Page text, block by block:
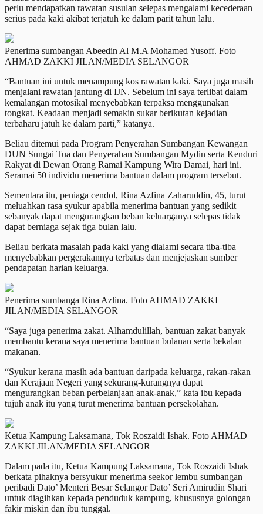
perlu mendapatkan rawatan susulan selepas mengalami kecederaan
serius pada kaki akibat terjatuh ke dalam parit tahun lalu.
Penerima sumbangan Abeedin Al M.A Mohamed Yusoff. Foto
AHMAD ZAKKI JILAN/MEDIA SELANGOR
“Bantuan ini untuk menampung kos rawatan kaki. Saya juga masih
menjalani rawatan jantung di IJN. Sebelum ini saya terlibat dalam
kemalangan motosikal menyebabkan terpaksa menggunakan
tongkat. Keadaan menjadi semakin sukar berikutan kejadian
terbaharu jatuh ke dalam parti,” katanya.
Beliau ditemui pada Program Penyerahan Sumbangan Kewangan
DUN Sungai Tua dan Penyerahan Sumbangan Mydin serta Kenduri
Rakyat di Dewan Orang Ramai Kampung Wira Damai, hari ini.
Seramai 50 individu menerima bantuan dalam program tersebut.
Sementara itu, peniaga cendol, Rina Azfina Zaharuddin, 45, turut
meluahkan rasa syukur apabila menerima bantuan yang sedikit
sebanyak dapat mengurangkan beban keluarganya selepas tidak
dapat berniaga sejak tiga bulan lalu.
Beliau berkata masalah pada kaki yang dialami secara tiba-tiba
menyebabkan pergerakannya terbatas dan menjejaskan sumber
pendapatan harian keluarga.
Penerima sumbanga Rina Azlina. Foto AHMAD ZAKKI
JILAN/MEDIA SELANGOR
“Saya juga penerima zakat. Alhamdulillah, bantuan zakat banyak
membantu kerana saya menerima bantuan bulanan serta bekalan
makanan.
“Syukur kerana masih ada bantuan daripada keluarga, rakan-rakan
dan Kerajaan Negeri yang sekurang-kurangnya dapat
mengurangkan beban perbelanjaan anak-anak,” kata ibu kepada
tujuh anak itu yang turut menerima bantuan persekolahan.
Ketua Kampung Laksamana, Tok Roszaidi Ishak. Foto AHMAD
ZAKKI JILAN/MEDIA SELANGOR
Dalam pada itu, Ketua Kampung Laksamana, Tok Roszaidi Ishak
berkata pihaknya bersyukur menerima seekor lembu sumbangan
peribadi Dato’ Menteri Besar Selangor Dato’ Seri Amirudin Shari
untuk diagihkan kepada penduduk kampung, khususnya golongan
fakir miskin dan ibu tunggal.